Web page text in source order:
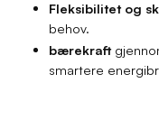
Fleksibilitet og
behov.
bærekraft
smartere